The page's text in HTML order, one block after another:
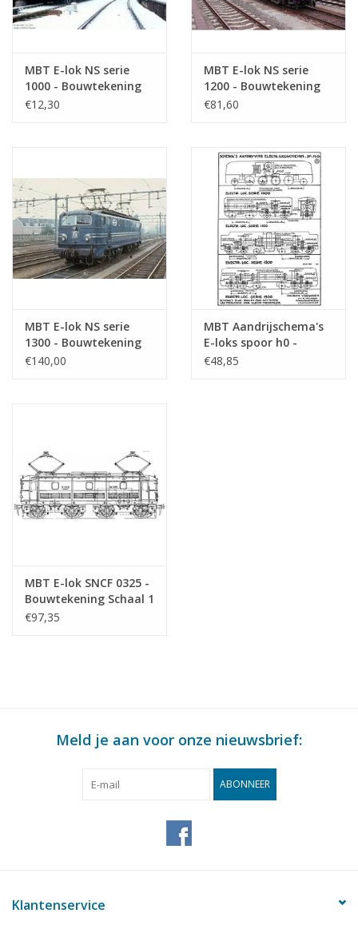
MBT E-lok NS serie
1000 - Bouwtekening
Schaal 1 : 40
€12,30
MBT E-lok NS serie
1200 - Bouwtekening
Schaal 1 : 40
€81,60
MBT E-lok NS serie
1300 - Bouwtekening
Schaal 1 : 40
€140,00
MBT Aandrijschema's
E-loks spoor h0 -
Bouwtekening Schaal 1
€48,85
MBT E-lok SNCF 0325 -
Bouwtekening Schaal 1
: 40 (29.01.592)
€97,35
Meld je aan voor onze nieuwsbrief:
ABONNEER
Klantenservice